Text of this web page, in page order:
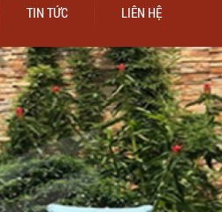
TIN TỨC LIÊN HỆ